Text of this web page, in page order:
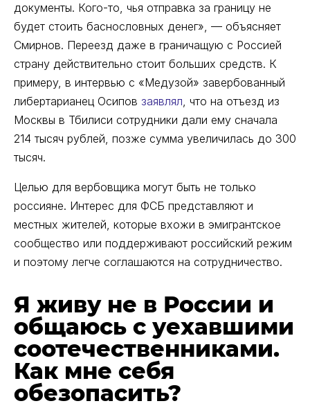
документы. Кого-то, чья отправка за границу не
будет стоить баснословных денег», — объясняет
Смирнов. Переезд даже в граничащую с Россией
страну действительно стоит больших средств. К
примеру, в интервью с «Медузой» завербованный
либертарианец Осипов заявлял, что на отъезд из
Москвы в Тбилиси сотрудники дали ему сначала
214 тысяч рублей, позже сумма увеличилась до 300
тысяч.
Целью для вербовщика могут быть не только
россияне. Интерес для ФСБ представляют и
местных жителей, которые вхожи в эмигрантское
сообщество или поддерживают российский режим
и поэтому легче соглашаются на сотрудничество.
Я живу не в России и
общаюсь с уехавшими
соотечественниками.
Как мне себя
обезопасить?